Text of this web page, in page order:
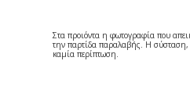
Στα προιόντα η φωτογραφία που
την παρτίδα παραλαβής. Η σύσταση,
καμία περίπτωση.